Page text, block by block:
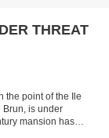
THREAT
the point of the Ile
Brun, is under
mansion has